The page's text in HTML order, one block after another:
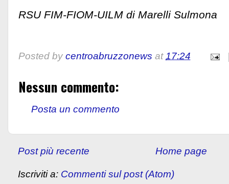
RSU FIM-FIOM-UILM di Marelli Sulmona
Posted by centroabruzzonews at17:24
Nessun commento:
Posta un commento
Post più recente Home page
Iscriviti a: Commenti sul post (Atom)